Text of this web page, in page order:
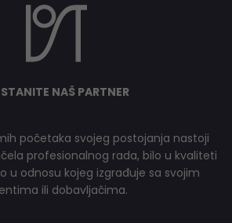
NAŠ PARTNER
početaka svojeg postojanja nastoji
profesionalnog rada, bilo u kvaliteti
u odnosu kojeg izgrađuje sa svojim
ili dobavljačima.